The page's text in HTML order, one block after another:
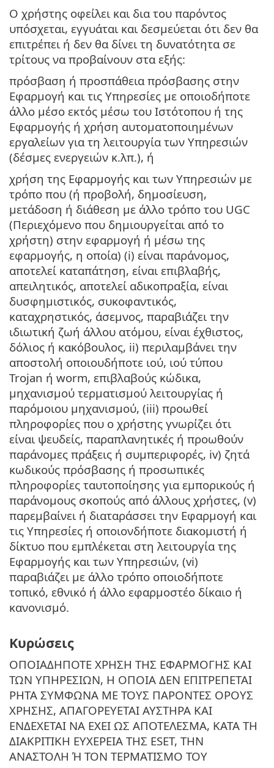
Ο χρήστης οφείλει και δια του παρόντος
υπόσχεται, εγγυάται και δεσμεύεται ότι δεν θα
επιτρέπει ή δεν θα δίνει τη δυνατότητα σε
τρίτους να προβαίνουν στα εξής:
πρόσβαση ή προσπάθεια πρόσβασης στην
Εφαρμογή και τις Υπηρεσίες με οποιοδήποτε
άλλο μέσο εκτός μέσω του Ιστότοπου ή της
Εφαρμογής ή χρήση αυτοματοποιημένων
εργαλείων για τη λειτουργία των Υπηρεσιών
(δέσμες ενεργειών κ.λπ.), ή
χρήση της Εφαρμογής και των Υπηρεσιών με
τρόπο που (ή προβολή, δημοσίευση,
μετάδοση ή διάθεση με άλλο τρόπο του UGC
(Περιεχόμενο που δημιουργείται από το
χρήστη) στην εφαρμογή ή μέσω της
εφαρμογής, η οποία) (i) είναι παράνομος,
αποτελεί καταπάτηση, είναι επιβλαβής,
απειλητικός, αποτελεί αδικοπραξία, είναι
δυσφημιστικός, συκοφαντικός,
καταχρηστικός, άσεμνος, παραβιάζει την
ιδιωτική ζωή άλλου ατόμου, είναι έχθιστος,
δόλιος ή κακόβουλος, ii) περιλαμβάνει την
αποστολή οποιουδήποτε ιού, ιού τύπου
Trojan ή worm, επιβλαβούς κώδικα,
μηχανισμού τερματισμού λειτουργίας ή
παρόμοιου μηχανισμού, (iii) προωθεί
πληροφορίες που ο χρήστης γνωρίζει ότι
είναι ψευδείς, παραπλανητικές ή προωθούν
παράνομες πράξεις ή συμπεριφορές, iv) ζητά
κωδικούς πρόσβασης ή προσωπικές
πληροφορίες ταυτοποίησης για εμπορικούς ή
παράνομους σκοπούς από άλλους χρήστες, (v)
παρεμβαίνει ή διαταράσσει την Εφαρμογή και
τις Υπηρεσίες ή οποιονδήποτε διακομιστή ή
δίκτυο που εμπλέκεται στη λειτουργία της
Εφαρμογής και των Υπηρεσιών, (vi)
παραβιάζει με άλλο τρόπο οποιοδήποτε
τοπικό, εθνικό ή άλλο εφαρμοστέο δίκαιο ή
κανονισμό.
Κυρώσεις
ΟΠΟΙΑΔΗΠΟΤΕ ΧΡΗΣΗ ΤΗΣ ΕΦΑΡΜΟΓΗΣ ΚΑΙ
ΤΩΝ ΥΠΗΡΕΣΙΩΝ, Η ΟΠΟΙΑ ΔΕΝ ΕΠΙΤΡΕΠΕΤΑΙ
ΡΗΤΑ ΣΥΜΦΩΝΑ ΜΕ ΤΟΥΣ ΠΑΡΟΝΤΕΣ ΟΡΟΥΣ
ΧΡΗΣΗΣ, ΑΠΑΓΟΡΕΥΕΤΑΙ ΑΥΣΤΗΡΑ ΚΑΙ
ΕΝΔΕΧΕΤΑΙ ΝΑ ΕΧΕΙ ΩΣ ΑΠΟΤΕΛΕΣΜΑ, ΚΑΤΑ ΤΗ
ΔΙΑΚΡΙΤΙΚΗ ΕΥΧΕΡΕΙΑ ΤΗΣ ESET, ΤΗΝ
ΑΝΑΣΤΟΛΗ Ή ΤΟΝ ΤΕΡΜΑΤΙΣΜΟ ΤΟΥ